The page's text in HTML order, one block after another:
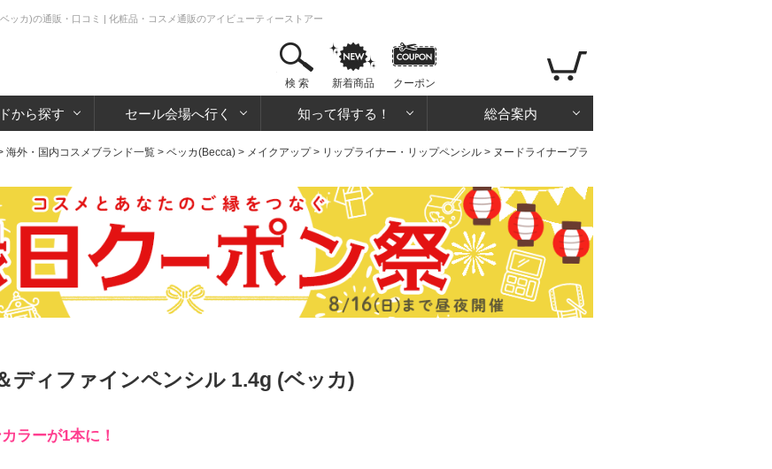
ッカ)の通販・口コミ | 化粧品・コスメ通販のアイビューティーストアー
検 索 新着商品 クーポン
から探す セール会場へ行く 知って得する！ 総合案内
海外・国内コスメブランド一覧 > ベッカ(Becca) > メイクアップ> リップライナー・リップペンシル > ヌードライナープラ
ディファインペンシル 1.4g (ベッカ)
ラーが1本に！